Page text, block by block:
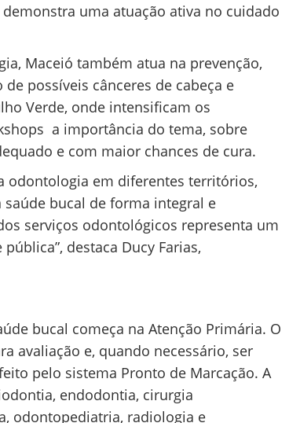
uma atuação ativa no cuidado
Maceió também atua na prevenção,
possíveis cânceres de cabeça e
Verde, onde intensificam os
a importância do tema, sobre
e com maior chances de cura.
odontologia em diferentes territórios,
bucal de forma integral e
serviços odontológicos representa um
destaca Ducy Farias,
bucal começa na Atenção Primária. O
avaliação e, quando necessário, ser
pelo sistema Pronto de Marcação. A
endodontia, cirurgia
odontopediatria, radiologia e